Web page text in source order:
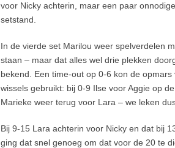
voor Nicky achterin, maar een paar
setstand.
In de vierde set Marilou weer spelverdelen
staan – maar dat alles wel drie plekken
bekend. Een time-out op 0-6 kon de
wissels gebruikt: bij 0-9 Ilse voor Aggie op
Marieke weer terug voor Lara – we leken
Bij 9-15 Lara achterin voor Nicky en dat bij
ging dat snel genoeg om dat voor de 20 te